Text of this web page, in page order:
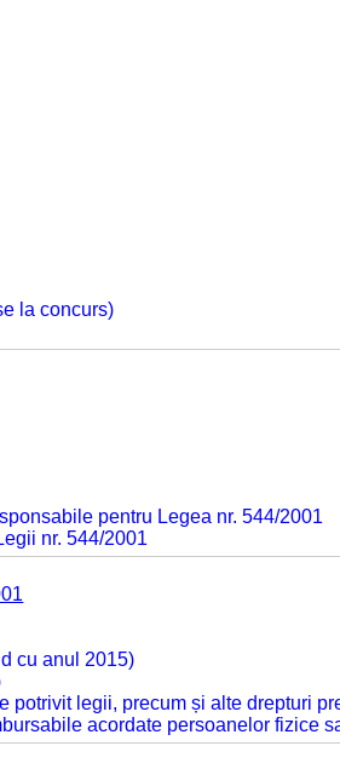
la concurs)
pentru Legea nr. 544/2001
nr. 544/2001
cu anul 2015)
potrivit legii, precum și alte drepturi
acordate persoanelor fizice